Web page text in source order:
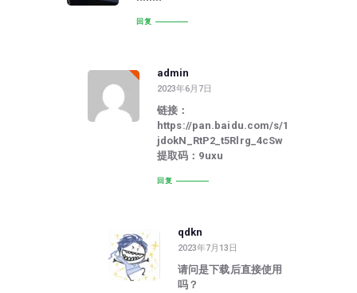
回复
admin
2023年6月7日
链接：
https://pan.baidu.com/s/1
jdokN_RtP2_t5Rlrg_4cSw
提取码：9uxu
回复
qdkn
2023年7月13日
请问是下载后直接使用
吗？